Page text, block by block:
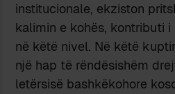
institucionale, ekziston
kalimin e kohës, kontributi
në këtë nivel. Në këtë
një hap të rëndësishëm
letërsisë bashkëkohore